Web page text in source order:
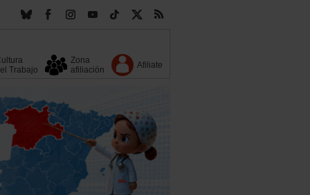
Trabajo
Zona
afiliación
Afiliate